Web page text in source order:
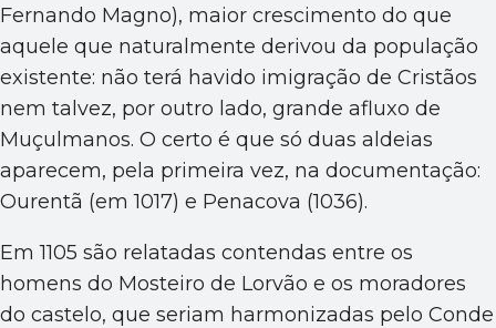
Fernando Magno), maior crescimento do que
aquele que naturalmente derivou da população
existente: não terá havido imigração de Cristãos
nem talvez, por outro lado, grande afluxo de
Muçulmanos. O certo é que só duas aldeias
aparecem, pela primeira vez, na documentação:
Ourentã (em 1017) e Penacova (1036).
Em 1105 são relatadas contendas entre os
homens do Mosteiro de Lorvão e os moradores
do castelo, que seriam harmonizadas pelo Conde